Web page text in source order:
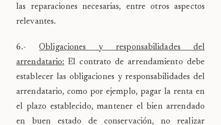
las reparaciones necesarias, entre otros aspectos
relevantes.
6.-
Obligaciones y responsabilidades del
arrendatario: El contrato de arrendamiento debe
establecer las obligaciones y responsabilidades del
arrendatario, como por ejemplo, pagar la renta en
el plazo establecido, mantener el bien arrendado
en buen estado de conservación, no realizar